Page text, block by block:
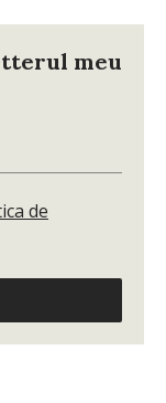
meu
de